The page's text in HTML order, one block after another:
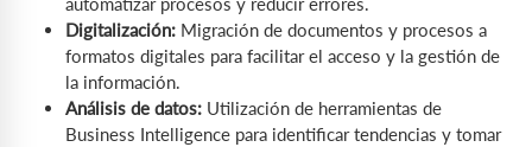
Digitalización: Migración de documentos y procesos a
formatos digitales para facilitar el acceso y la gestión de
la información.
Análisis de datos: Utilización de herramientas de
Business Intelligence para identificar tendencias y tomar